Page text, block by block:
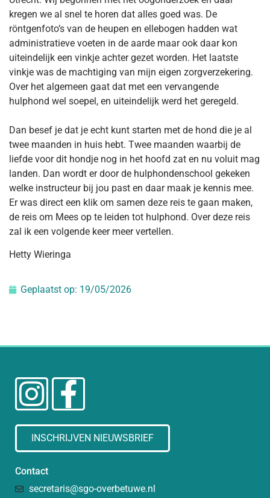
kregen we al snel te horen dat alles goed was. De
röntgenfoto’s van de heupen en ellebogen hadden wat
administratieve voeten in de aarde maar ook daar kon
uiteindelijk een vinkje achter gezet worden. Het laatste
vinkje was de machtiging van mijn eigen zorgverzekering.
Over het algemeen gaat dat met een vervangende
hulphond wel soepel, en uiteindelijk werd het geregeld.
Dan besef je dat je echt kunt starten met de hond die je al
twee maanden in huis hebt. Twee maanden waarbij de
liefde voor dit hondje nog in het hoofd zat en nu voluit mag
landen. Dan wordt er door de hulphondenschool gekeken
welke instructeur bij jou past en daar maak je kennis mee.
Er was direct een klik om samen deze reis te gaan maken,
de reis om Mees op te leiden tot hulphond. Over deze reis
zal ik een volgende keer meer vertellen.
Hetty Wieringa
Geplaatst op: 19/05/2026
INSCHRIJVEN NIEUWSBRIEF
Contact
secretaris@sgo-overbetuwe.nl